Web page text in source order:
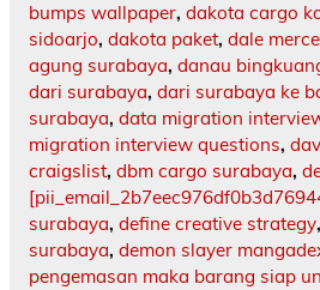
bumps wallpaper, dakota cargo
sidoarjo, dakota paket, dale
agung surabaya, danau
dari surabaya, dari surabaya ke
surabaya, data migration
migration interview questions,
craigslist, dbm cargo surabaya,
surabaya, define creative strategy,
surabaya, demon slayer
pengemasan maka barang siap